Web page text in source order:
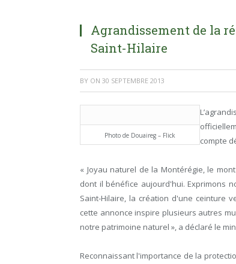
Agrandissement de la
Saint-Hilaire
BY ON 30 SEPTEMBRE 2013
Photo de Douaireg – Flick
compte
« Joyau naturel de la Montérégie, le
dont il bénéfice aujourd'hui. Exprimons
Saint-Hilaire, la création d'une ceinture
cette annonce inspire plusieurs autres
notre patrimoine naturel », a déclaré le
Reconnaissant l'importance de la